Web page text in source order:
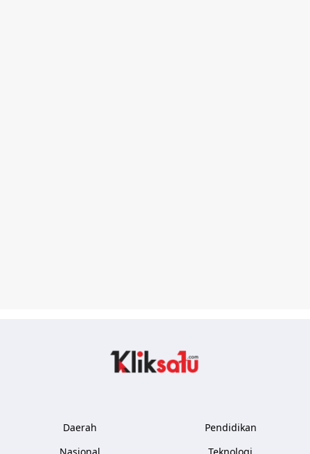
Daerah
Pendidikan